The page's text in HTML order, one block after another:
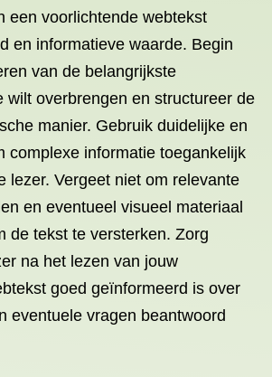
een voorlichtende webtekst
en informatieve waarde. Begin
van de belangrijkste
wilt overbrengen en structureer de
manier. Gebruik duidelijke en
complexe informatie toegankelijk
lezer. Vergeet niet om relevante
en eventueel visueel materiaal
de tekst te versterken. Zorg
na het lezen van jouw
goed geïnformeerd is over
eventuele vragen beantwoord